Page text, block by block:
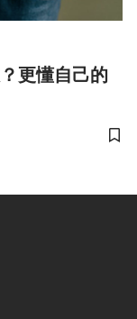
更懂自己的
儲